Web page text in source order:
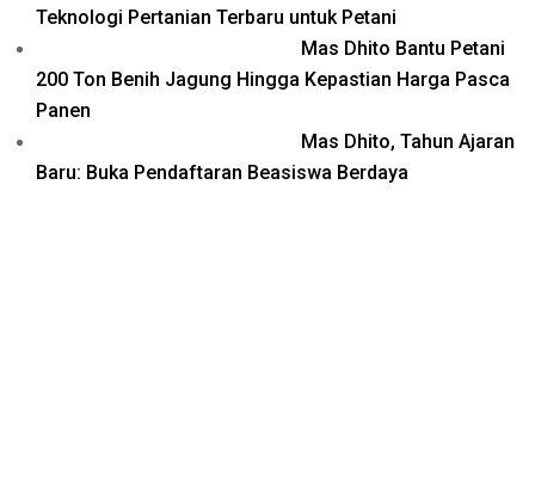
Teknologi Pertanian Terbaru untuk Petani
Mas Dhito Bantu Petani
200 Ton Benih Jagung Hingga Kepastian Harga Pasca
Panen
Mas Dhito, Tahun Ajaran
Baru: Buka Pendaftaran Beasiswa Berdaya